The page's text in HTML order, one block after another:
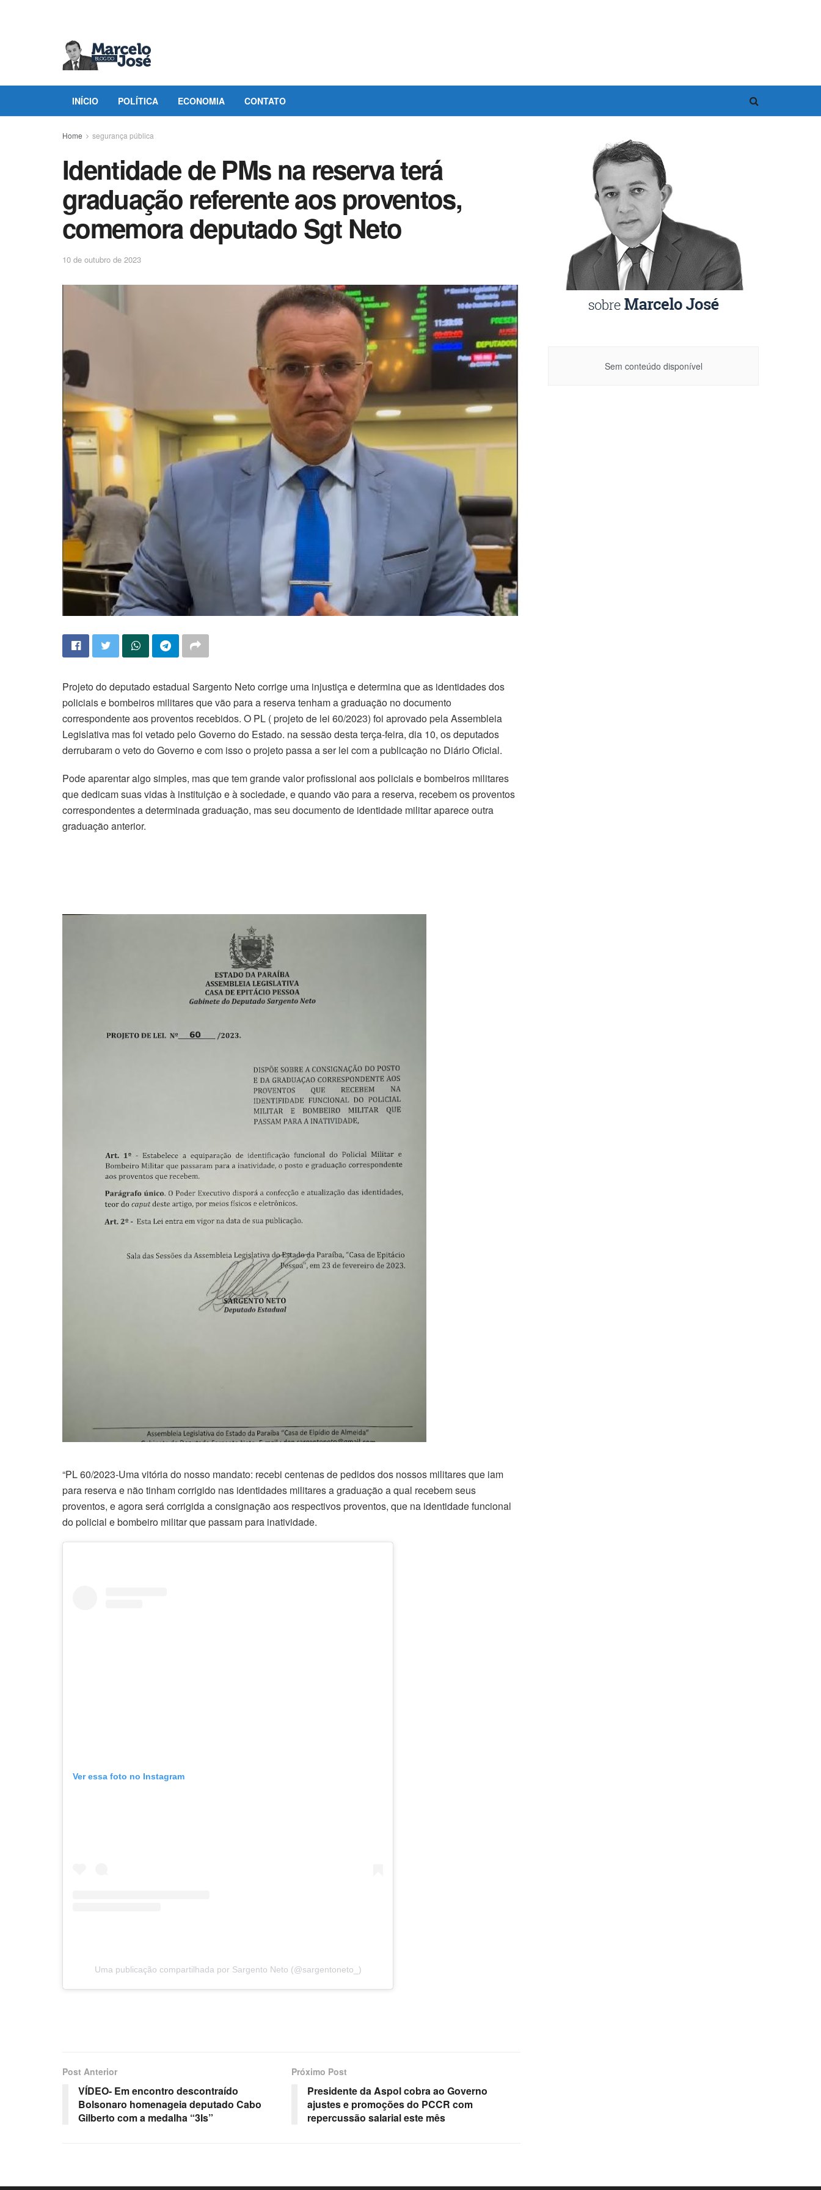
INÍCIO POLÍTICA ECONOMIA CONTATO
Home segurança pública
Identidade de PMs na reserva terá
graduação referente aos proventos,
comemora deputado Sgt Neto
10 de outubro de 2023
Projeto do deputado estadual Sargento Neto corrige uma injustiça e determina que as identidades dos
policiais e bombeiros militares que vão para a reserva tenham a graduação no documento
correspondente aos proventos recebidos. O PL ( projeto de lei 60/2023) foi aprovado pela Assembleia
Legislativa mas foi vetado pelo Governo do Estado. na sessão desta terça-feira, dia 10, os deputados
derrubaram o veto do Governo e com isso o projeto passa a ser lei com a publicação no Diário Oficial.
Pode aparentar algo simples, mas que tem grande valor profissional aos policiais e bombeiros militares
que dedicam suas vidas à instituição e à sociedade, e quando vão para a reserva, recebem os proventos
correspondentes a determinada graduação, mas seu documento de identidade militar aparece outra
graduação anterior.
“PL 60/2023-Uma vitória do nosso mandato: recebi centenas de pedidos dos nossos militares que iam
para reserva e não tinham corrigido nas identidades militares a graduação a qual recebem seus
proventos, e agora será corrigida a consignação aos respectivos proventos, que na identidade funcional
do policial e bombeiro militar que passam para inatividade.
Ver essa foto no Instagram
Uma publicação compartilhada por Sargento Neto (@sargentoneto_)
Post Anterior
VÍDEO- Em encontro descontraído
Bolsonaro homenageia deputado Cabo
Gilberto com a medalha “3Is”
Próximo Post
Presidente da Aspol cobra ao Governo
ajustes e promoções do PCCR com
repercussão salarial este mês
Sem conteúdo disponível